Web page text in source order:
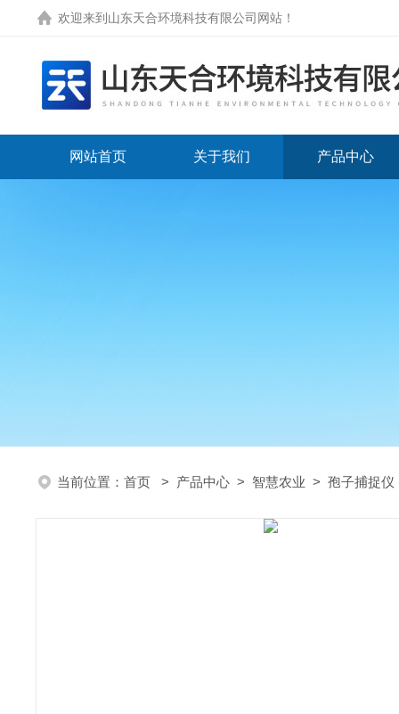
欢迎来到 山东天合环境科技有限公司网站 ！
网站首页 关于我们 产品中心
当前位置： 首页 > 产品中心 > 智慧农业 > 孢子捕捉仪